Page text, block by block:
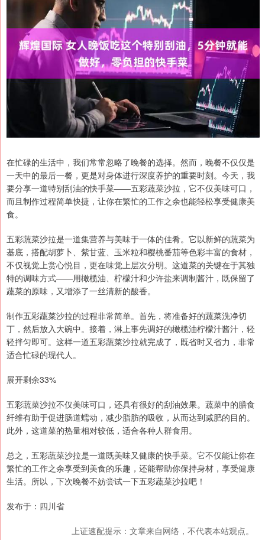
在忙碌的生活中，我们常常忽略了晚餐的选择。然而，晚餐不仅仅是
一天中的最后一餐，更是对身体进行深度养护的重要时刻。今天，我
要分享一道特别刮油的快手菜——五彩蔬菜沙拉，它不仅美味可口，
而且制作过程简单快捷，让你在繁忙的工作之余也能轻松享受健康美
食。
五彩蔬菜沙拉是一道集营养与美味于一体的佳肴。它以新鲜的蔬菜为
基底，搭配胡萝卜、紫甘蓝、玉米粒和樱桃番茄等色彩丰富的食材，
不仅视觉上赏心悦目，更在味觉上层次分明。这道菜的关键在于其独
特的调味方式——用橄榄油、柠檬汁和少许盐来调制酱汁，既保留了
蔬菜的原味，又增添了一丝清新的酸香。
制作五彩蔬菜沙拉的过程非常简单。首先，将准备好的蔬菜洗净切
丁，然后放入大碗中。接着，淋上事先调好的橄榄油柠檬汁酱汁，轻
轻拌匀即可。这样一道五彩蔬菜沙拉就完成了，既省时又省力，非常
适合忙碌的现代人。
展开剩余33%
五彩蔬菜沙拉不仅美味可口，还具有很好的刮油效果。蔬菜中的膳食
纤维有助于促进肠道蠕动，减少脂肪的吸收，从而达到减肥的目的。
此外，这道菜的热量相对较低，适合各种人群食用。
总之，五彩蔬菜沙拉是一道既美味又健康的快手菜。它不仅能让你在
繁忙的工作之余享受到美食的乐趣，还能帮助你保持身材，享受健康
生活。所以，下次晚餐不妨尝试一下五彩蔬菜沙拉吧！
发布于：四川省
上证速配提示：文章来自网络，不代表本站观点。